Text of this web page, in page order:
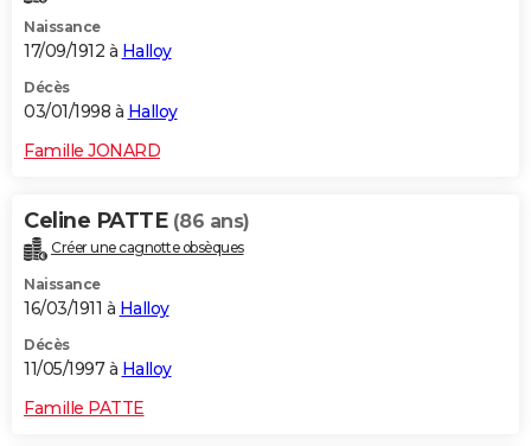
Naissance
17/09/1912 à Halloy
Décès
03/01/1998 à Halloy
Famille JONARD
Celine PATTE (86 ans)
Créer une cagnotte obsèques
Naissance
16/03/1911 à Halloy
Décès
11/05/1997 à Halloy
Famille PATTE